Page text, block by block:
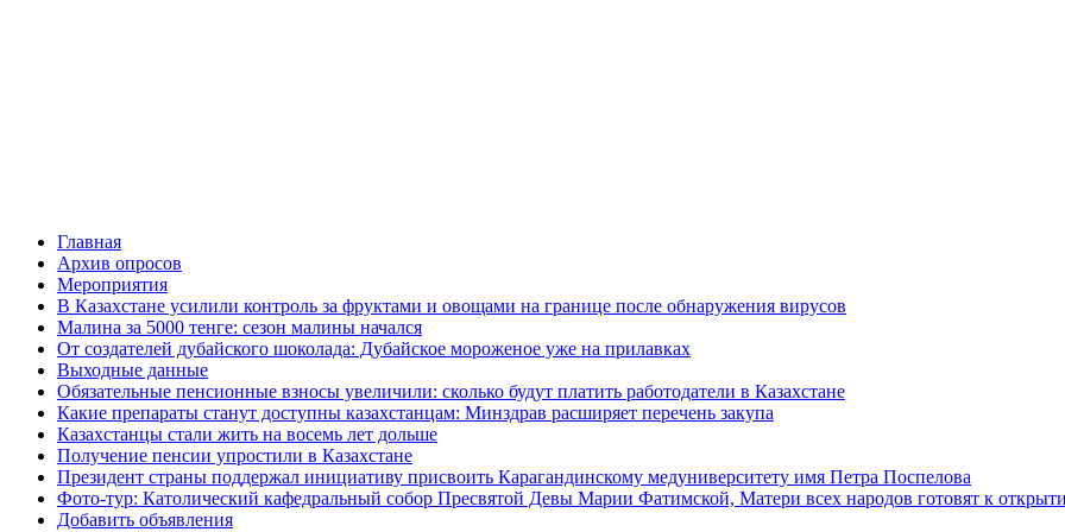
Главная
Архив опросов
Мероприятия
В Казахстане усилили контроль за фруктами и овощами на границе после обнаружения вирусов
Малина за 5000 тенге: сезон малины начался
От создателей дубайского шоколада: Дубайское мороженое уже на прилавках
Выходные данные
Обязательные пенсионные взносы увеличили: сколько будут платить работодатели в Казахстане
Какие препараты станут доступны казахстанцам: Минздрав расширяет перечень закупа
Казахстанцы стали жить на восемь лет дольше
Получение пенсии упростили в Казахстане
Президент страны поддержал инициативу присвоить Карагандинскому медуниверситету имя Петра Поспелова
Фото-тур: Католический кафедральный собор Пресвятой Девы Марии Фатимской, Матери всех народов готовят к
Добавить объявления